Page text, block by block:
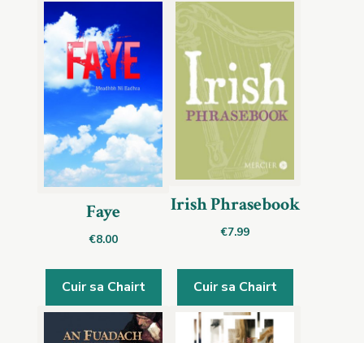
Faye
€8.00
Cuir sa Chairt
Irish Phrasebook
€7.99
Cuir sa Chairt